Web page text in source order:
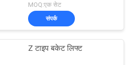
MOQ:एक सेट
संपर्क
Z टाइप बकेट लिफ्ट